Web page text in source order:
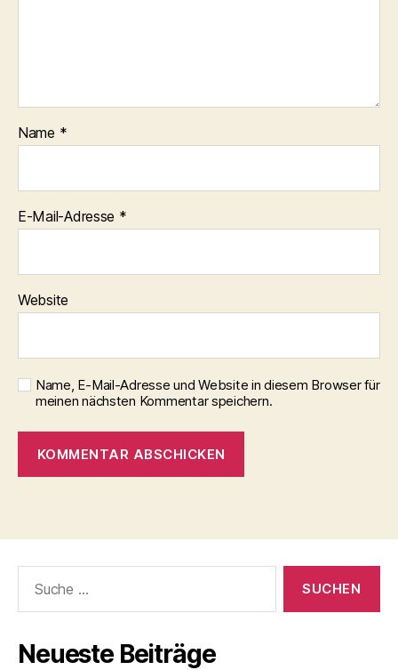
Name *
E-Mail-Adresse *
Website
Name, E-Mail-Adresse und Website in diesem Browser für
meinen nächsten Kommentar speichern.
nach:
Neueste Beiträge